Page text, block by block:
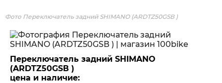
Фото Переключатель задний SHIMANO (ARDTZ50GSВ )
Переключатель задний SHIMANO
(ARDTZ50GSВ )
цена и наличие: